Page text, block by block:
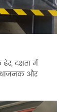
दक्षता में
और